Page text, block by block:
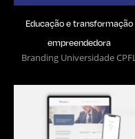
Educação e transformação
empreendedora
Branding Universidade CPFL